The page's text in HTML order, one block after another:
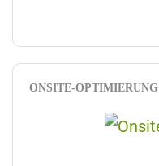
ONSITE-OPTIMIERUNG